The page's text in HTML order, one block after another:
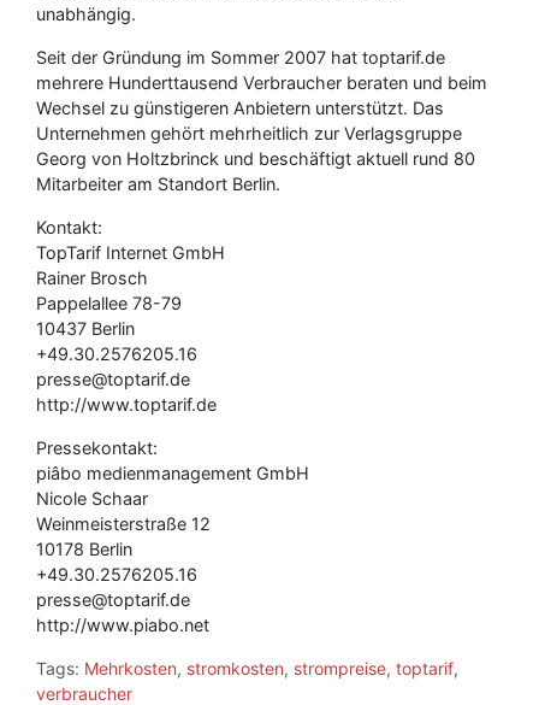
unabhängig.
Seit der Gründung im Sommer 2007 hat toptarif.de
mehrere Hunderttausend Verbraucher beraten und beim
Wechsel zu günstigeren Anbietern unterstützt. Das
Unternehmen gehört mehrheitlich zur Verlagsgruppe
Georg von Holtzbrinck und beschäftigt aktuell rund 80
Mitarbeiter am Standort Berlin.
Kontakt:
TopTarif Internet GmbH
Rainer Brosch
Pappelallee 78-79
10437 Berlin
+49.30.2576205.16
presse@toptarif.de
http://www.toptarif.de
Pressekontakt:
piâbo medienmanagement GmbH
Nicole Schaar
Weinmeisterstraße 12
10178 Berlin
+49.30.2576205.16
presse@toptarif.de
http://www.piabo.net
Tags: Mehrkosten, stromkosten, strompreise, toptarif,
verbraucher